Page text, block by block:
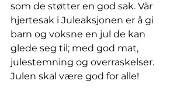
som de støtter en god sak. Vår
hjertesak i Juleaksjonen er å gi
barn og voksne en jul de kan
glede seg til; med god mat,
julestemning og overraskelser.
Julen skal være god for alle!